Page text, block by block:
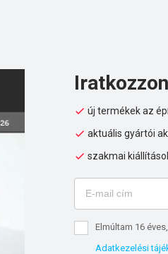
új termékek az
aktuális gyártói
szakmai
Elmúltam 16
Adatkezelési